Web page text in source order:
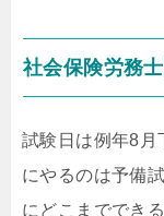
社会保険労務
試験日は例年8月
にやるのは予備
にどこまででき